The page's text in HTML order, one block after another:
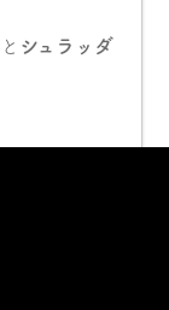
と シュラッダ